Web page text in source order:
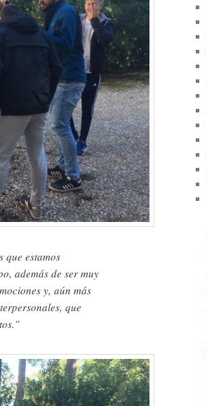
que estamos
además de ser muy
y, aún más
que